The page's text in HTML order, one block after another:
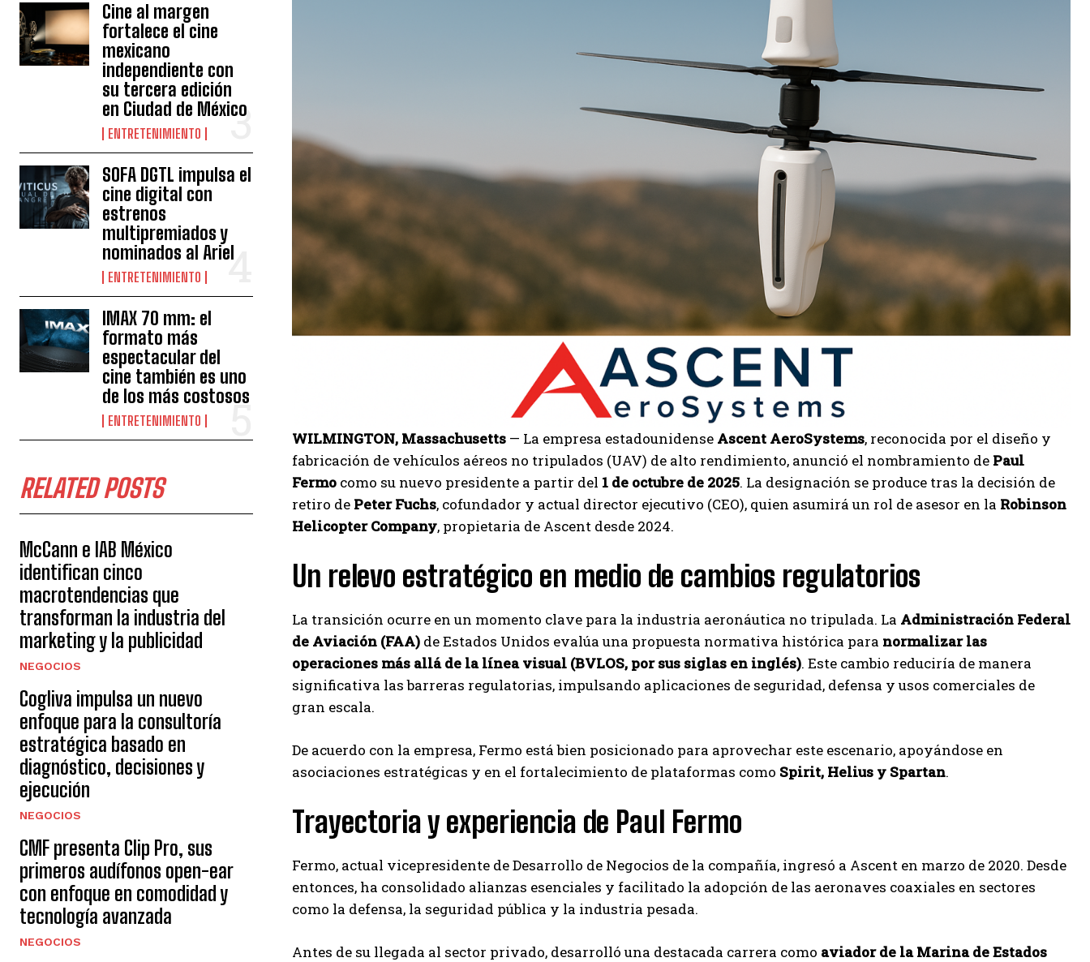
I WANT IN
I've read and accept thePrivacy Policy.
marketing digital que, a través de su experiencia
en medios y posicionamiento online, ayuda a
aumentar su visibilidad y fortalecer su presencia
en el mercado. Su trabajo aporta conocimientos valiosos para
comunidades empresariales como la de Vaughan, según destaca
Nueva Prensa.
Cine al margen
fortalece el cine
mexicano
independiente con
su tercera edición
en Ciudad de México
ENTRETENIMIENTO
SOFA DGTL impulsa el
cine digital con
estrenos
multipremiados y
nominados al Ariel
ENTRETENIMIENTO
IMAX 70 mm: el
formato más
espectacular del
cine también es uno
de los más costosos
ENTRETENIMIENTO
RELATED POSTS
McCann e IAB México
identifican cinco
macrotendencias que
transforman la industria del
marketing y la publicidad
NEGOCIOS
Cogliva impulsa un nuevo
enfoque para la consultoría
estratégica basado en
diagnóstico, decisiones y
ejecución
NEGOCIOS
CMF presenta Clip Pro, sus
primeros audífonos open-ear
con enfoque en comodidad y
tecnología avanzada
NEGOCIOS
WILMINGTON, Massachusetts — La empresa estadounidense Ascent AeroSystems, reconocida por el diseño y
fabricación de vehículos aéreos no tripulados (UAV) de alto rendimiento, anunció el nombramiento de Paul
Fermo como su nuevo presidente a partir del 1 de octubre de 2025. La designación se produce tras la decisión de
retiro de Peter Fuchs, cofundador y actual director ejecutivo (CEO), quien asumirá un rol de asesor en la Robinson
Helicopter Company, propietaria de Ascent desde 2024.
Un relevo estratégico en medio de cambios regulatorios
La transición ocurre en un momento clave para la industria aeronáutica no tripulada. La Administración Federal
de Aviación (FAA) de Estados Unidos evalúa una propuesta normativa histórica para normalizar las
operaciones más allá de la línea visual (BVLOS, por sus siglas en inglés). Este cambio reduciría de manera
significativa las barreras regulatorias, impulsando aplicaciones de seguridad, defensa y usos comerciales de
gran escala.
De acuerdo con la empresa, Fermo está bien posicionado para aprovechar este escenario, apoyándose en
asociaciones estratégicas y en el fortalecimiento de plataformas como Spirit, Helius y Spartan.
Trayectoria y experiencia de Paul Fermo
Fermo, actual vicepresidente de Desarrollo de Negocios de la compañía, ingresó a Ascent en marzo de 2020. Desde
entonces, ha consolidado alianzas esenciales y facilitado la adopción de las aeronaves coaxiales en sectores
como la defensa, la seguridad pública y la industria pesada.
Antes de su llegada al sector privado, desarrolló una destacada carrera como aviador de la Marina de Estados